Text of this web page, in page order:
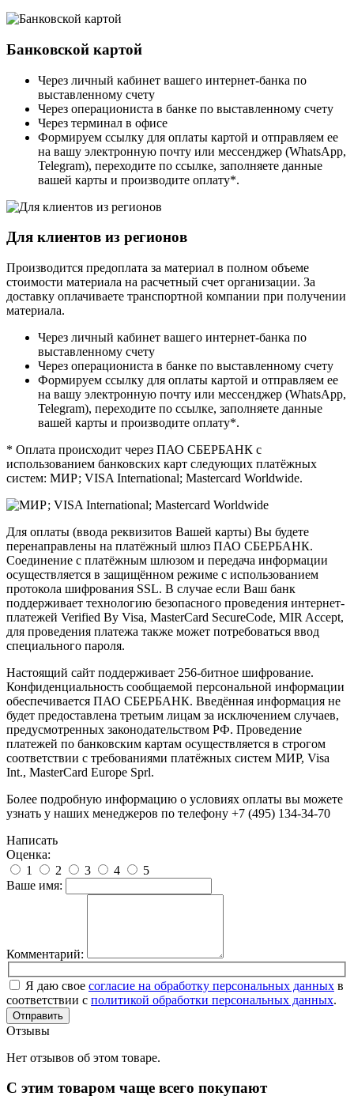
Банковской картой
Через личный кабинет вашего интернет-банка по
выставленному счету
Через операциониста в банке по выставленному счету
Через терминал в офисе
Формируем ссылку для оплаты картой и отправляем ее
на вашу электронную почту или мессенджер (WhatsApp,
Telegram), переходите по ссылке, заполняете данные
вашей карты и производите оплату*.
Для клиентов из регионов
Производится предоплата за материал в полном объеме
стоимости материала на расчетный счет организации. За
доставку оплачиваете транспортной компании при получении
материала.
Через личный кабинет вашего интернет-банка по
выставленному счету
Через операциониста в банке по выставленному счету
Формируем ссылку для оплаты картой и отправляем ее
на вашу электронную почту или мессенджер (WhatsApp,
Telegram), переходите по ссылке, заполняете данные
вашей карты и производите оплату*.
* Оплата происходит через ПАО СБЕРБАНК с
использованием банковских карт следующих платёжных
систем: МИР; VISA International; Mastercard Worldwide.
Для оплаты (ввода реквизитов Вашей карты) Вы будете
перенаправлены на платёжный шлюз ПАО СБЕРБАНК.
Соединение с платёжным шлюзом и передача информации
осуществляется в защищённом режиме с использованием
протокола шифрования SSL. В случае если Ваш банк
поддерживает технологию безопасного проведения интернет-
платежей Verified By Visa, MasterCard SecureCode, MIR Accept,
для проведения платежа также может потребоваться ввод
специального пароля.
Настоящий сайт поддерживает 256-битное шифрование.
Конфиденциальность сообщаемой персональной информации
обеспечивается ПАО СБЕРБАНК. Введённая информация не
будет предоставлена третьим лицам за исключением случаев,
предусмотренных законодательством РФ. Проведение
платежей по банковским картам осуществляется в строгом
соответствии с требованиями платёжных систем МИР, Visa
Int., MasterCard Europe Sprl.
Более подробную информацию о условиях оплаты вы можете
узнать у наших менеджеров по телефону +7 (495) 134-34-70
Написать
Оценка:
1
2 3 4
5
Ваше имя:
Комментарий:
Я даю свое согласие на обработку персональных данных в
соответствии с политикой обработки персональных данных.
Отправить
Отзывы
Нет отзывов об этом товаре.
С этим товаром чаще всего покупают